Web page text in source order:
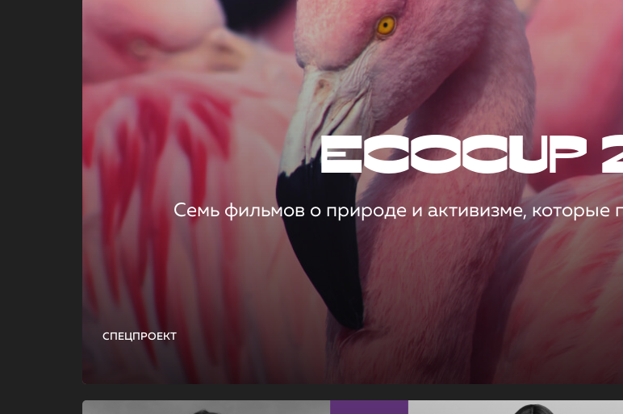
СПЕЦПРОЕКТ
ECOCUP
Семь фильмов о природе и активизме, которые